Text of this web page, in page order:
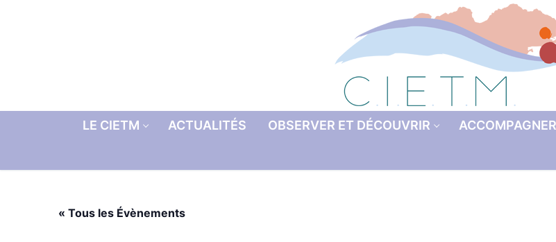
LE CIETM ACTUALITÉS OBSERVER ET DÉCOUVRIR
« Tous les Évènements